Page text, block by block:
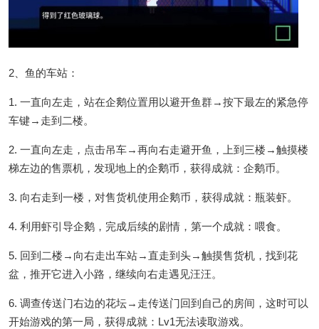
2、鱼的车站：
1. 一直向左走，站在企鹅位置用以避开鱼群→按下最左的紧急停
车键→走到二楼。
2. 一直向左走，点击吊车→再向右走避开鱼，上到三楼→触摸楼
梯左边的售票机，发现地上的企鹅币，获得成就：企鹅币。
3. 向右走到一楼，对售货机使用企鹅币，获得成就：瓶装虾。
4. 利用虾引导企鹅，完成后续的剧情，第一个成就：喂食。
5. 回到二楼→向右走出车站→直走到头→触摸售货机，找到花
盆，推开它进入小路，继续向右走遇见汪汪。
6. 调查传送门右边的花坛→走传送门回到自己的房间，这时可以
开始游戏的第一局，获得成就：Lv1无法读取游戏。